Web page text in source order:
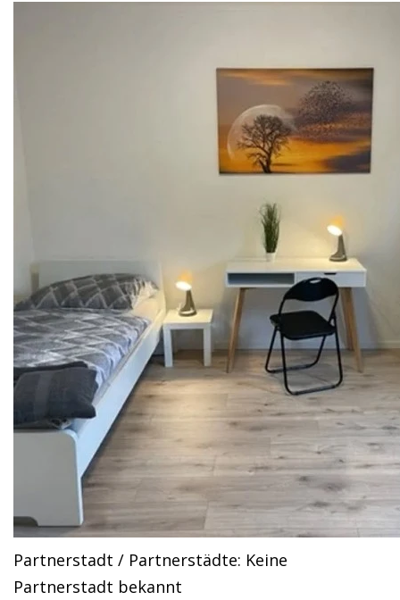
Partnerstadt / Partnerstädte: Keine
Partnerstadt bekannt